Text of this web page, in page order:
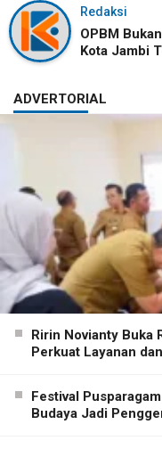
Redaksi
OPBM
Kota Jambi
ADVERTORIAL
Ririn Novianty Buka
Perkuat Layanan
Festival
Budaya Jadi